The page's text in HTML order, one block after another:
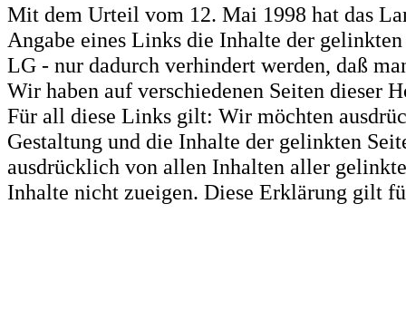
Mit dem Urteil vom 12. Mai 1998 hat das
Angabe eines Links die Inhalte der
LG - nur dadurch verhindert werden, daß
Wir haben auf verschiedenen Seiten dieser
Für all diese Links gilt: Wir möchten
Gestaltung und die Inhalte der gelinkten
ausdrücklich von allen Inhalten aller
Inhalte nicht zueigen. Diese Erklärung gilt